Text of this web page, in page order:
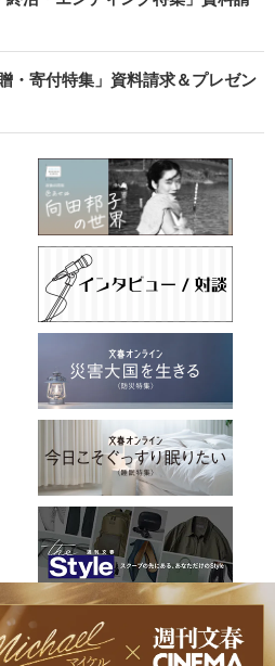
・寄付特集」資料請求＆プレゼン